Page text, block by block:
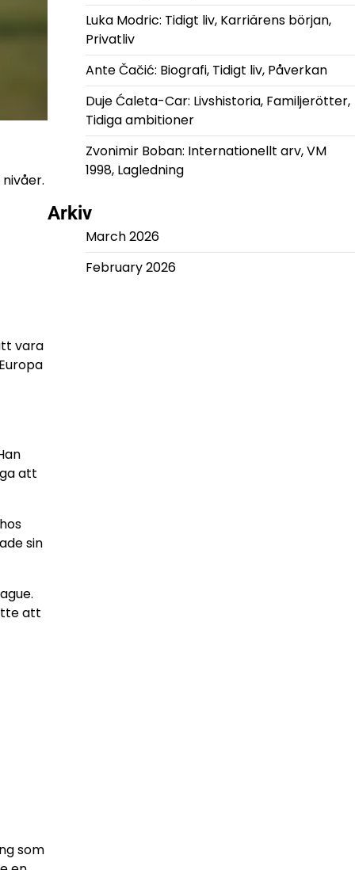
vara
att
sin
att
som
Luka Modric: Tidigt liv, Karriärens början,
Privatliv
Ante Čačić: Biografi, Tidigt liv, Påverkan
Duje Ćaleta-Car: Livshistoria, Familjerötter,
Tidiga ambitioner
Zvonimir Boban: Internationellt arv, VM
1998, Lagledning
Arkiv
March 2026
February 2026